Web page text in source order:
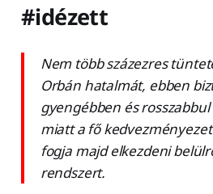
#idézett
Nem több százezres
Orbán hatalmát, ebben
gyengébben és
miatt a fő
fogja majd elkezdeni
rendszert.